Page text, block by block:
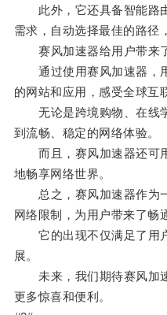
此外，它还具备智能路
需求，自动选择最佳的路径
赛风加速器给用户带来了
通过使用赛风加速器，
的网站和应用，感受全球互
无论是跨境购物、在线
到流畅、稳定的网络体验。
而且，赛风加速器还可
地畅享网络世界。
总之，赛风加速器作为
网络限制，为用户带来了畅
它的出现不仅满足了用
展。
未来，我们期待赛风加
更多惊喜和便利。